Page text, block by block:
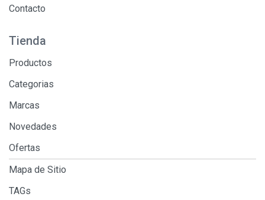
Contacto
Tienda
Productos
Categorias
Marcas
Novedades
Ofertas
Mapa de Sitio
TAGs